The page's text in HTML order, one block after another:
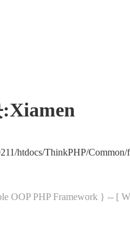
htdocs/ThinkPHP/
OOP PHP Framework } -- [